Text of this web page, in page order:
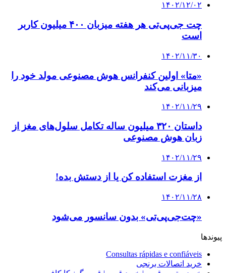
۱۴۰۲/۱۲/۰۲
چت جی‌پی‌تی هر هفته میزبان ۴۰۰ میلیون کاربر
است
۱۴۰۲/۱۱/۳۰
«متا» اولین کنفرانس هوش مصنوعی مولد خود را
میزبانی می‌کند
۱۴۰۲/۱۱/۲۹
داستان ۳۲۰ میلیون ساله تکامل سلول‌های مغز از
زبان هوش مصنوعی
۱۴۰۲/۱۱/۲۹
از مغزت استفاده کن یا از دستش بده!
۱۴۰۲/۱۱/۲۸
«چت‌جی‌پی‌تی» بدون سانسور می‌شود
پیوندها
Consultas rápidas e confiáveis
خرید اتصالات برنجی